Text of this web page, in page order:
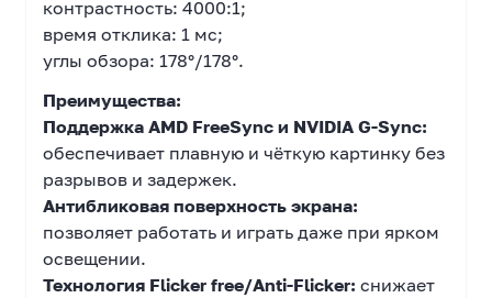
контрастность: 4000:1;
время отклика: 1 мс;
углы обзора: 178°/178°.
Преимущества:
Поддержка AMD FreeSync и NVIDIA G-Sync:
обеспечивает плавную и чёткую картинку без
разрывов и задержек.
Антибликовая поверхность экрана:
позволяет работать и играть даже при ярком
освещении.
Технология Flicker free/Anti-Flicker: снижает